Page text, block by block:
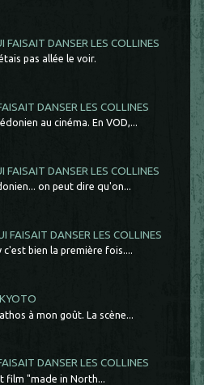
FAISAIT DANSER LES COLLINES
pas allée le voir.
DANSER LES COLLINES
au cinéma. En VOD,...
FAISAIT DANSER LES COLLINES
on peut dire qu'on...
FAISAIT DANSER LES COLLINES
bien la première fois....
à mon goût. La scène...
DANSER LES COLLINES
film "made in North...